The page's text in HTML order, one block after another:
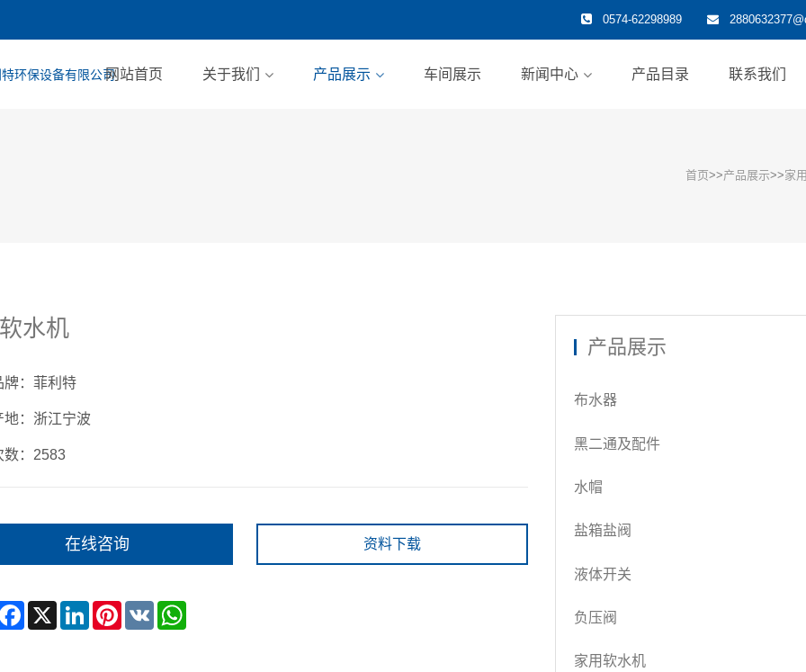
0574-62298989
网站首页 关于我们 产品展示 车间展示 新闻中心 产品目录 联系我们
首页>>产品展示>>家
水机
牌：菲利特
地：浙江宁波
数：2583
在线咨询 资料下载
Facebook
X LinkedInPinterest
VK
产品展示
布水器
黑二通及配件
水帽
盐箱盐阀
液体开关
负压阀
家用软水机